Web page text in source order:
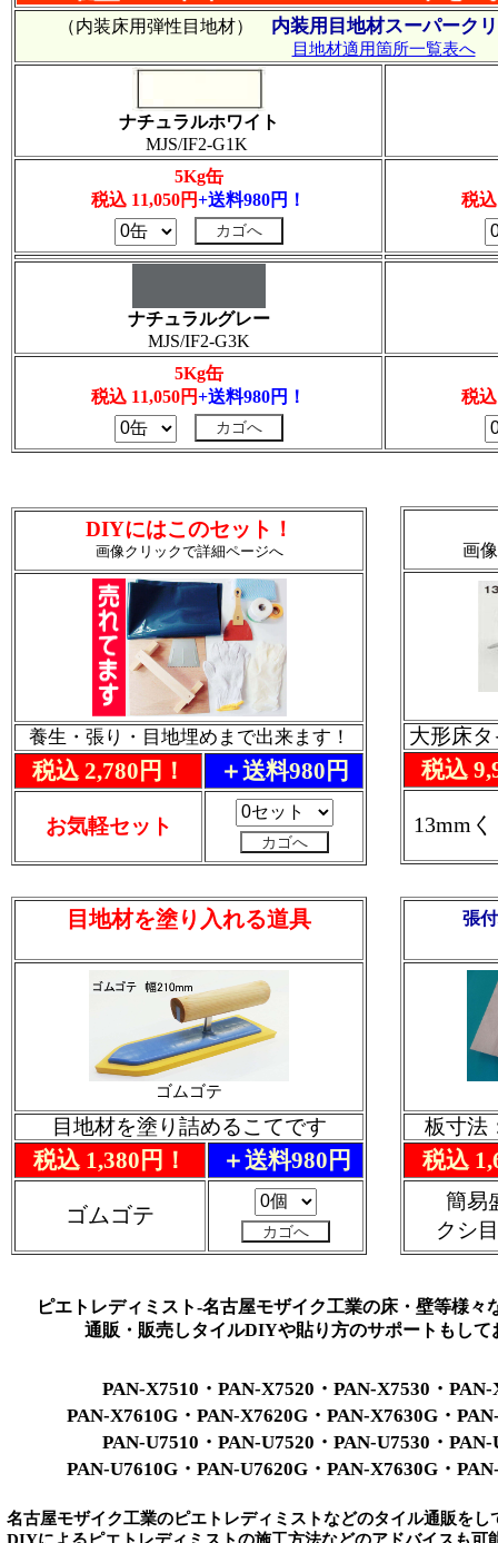
PAN-X7510・PAN-X7520・PAN-X7530・
PAN-X7610G・PAN-X7620G・PAN-X7630G・
PAN-U7510・PAN-U7520・PAN-U7530・
PAN-U7610G・PAN-U7620G・PAN-X7630G・
ピエトレディミスト-名古屋モザイク工業の床・壁等様々
通販・販売しタイルDIYや貼り方のサポートもして
名古屋モザイク工業のピエトレディミストなどのタイル通販を
（内装床用弾性目地材） 内装用目地材スーパーク
目地材適用箇所一覧表へ
ナチュラルホワイト
MJS/IF2-G1K
5Kg缶
税込 11,050円+送料980円！ 税
ナチュラルグレー
MJS/IF2-G3K
5Kg缶
税込 11,050円+送料980円！ 税
画
大形床
税込
13mm
DIYにはこのセット！
画像クリックで詳細ページへ
養生・張り・目地埋めまで出来ます！
税込 2,780円！ ＋送料980円
お気軽セット
目地材を塗り入れる道具
ゴムゴテ
目地材を塗り詰めるこてです
税込 1,380円！ ＋送料980円
ゴムゴテ
張
板寸法
税込
簡易
クシ